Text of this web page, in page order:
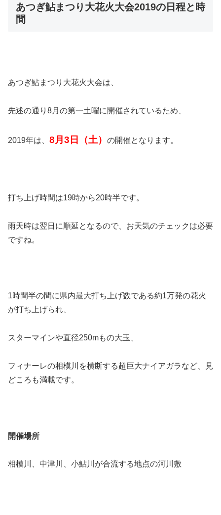
あつぎ鮎まつり大花火大会2019の日程と時
間
あつぎ鮎まつり大花火大会は、
先述の通り8月の第一土曜に開催されているため、
2019年は、 8月3日（土） の開催となります。
打ち上げ時間は19時から20時半です。
雨天時は翌日に順延となるので、お天気のチェックは必要
ですね。
1時間半の間に県内最大打ち上げ数である約1万発の花火
が打ち上げられ、
スターマインや直径250mもの大玉、
フィナーレの相模川を横断する超巨大ナイアガラなど、見
どころも満載です。
開催場所
相模川、中津川、小鮎川が合流する地点の河川敷